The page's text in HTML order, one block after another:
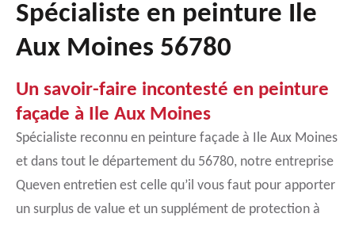
Spécialiste en peinture Ile
Aux Moines 56780
Un savoir-faire incontesté en peinture
façade à Ile Aux Moines
Spécialiste reconnu en peinture façade à Ile Aux Moines
et dans tout le département du 56780, notre entreprise
Queven entretien est celle qu’il vous faut pour apporter
un surplus de value et un supplément de protection à